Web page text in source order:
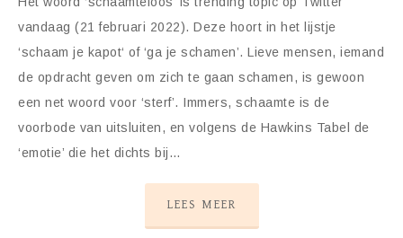
vandaag (21 februari 2022). Deze hoort in het lijstje
‘schaam je kapot‘ of ‘ga je schamen’. Lieve mensen, iemand
de opdracht geven om zich te gaan schamen, is gewoon
een net woord voor ‘sterf’. Immers, schaamte is de
voorbode van uitsluiten, en volgens de Hawkins Tabel de
‘emotie’ die het dichts bij…
LEES MEER